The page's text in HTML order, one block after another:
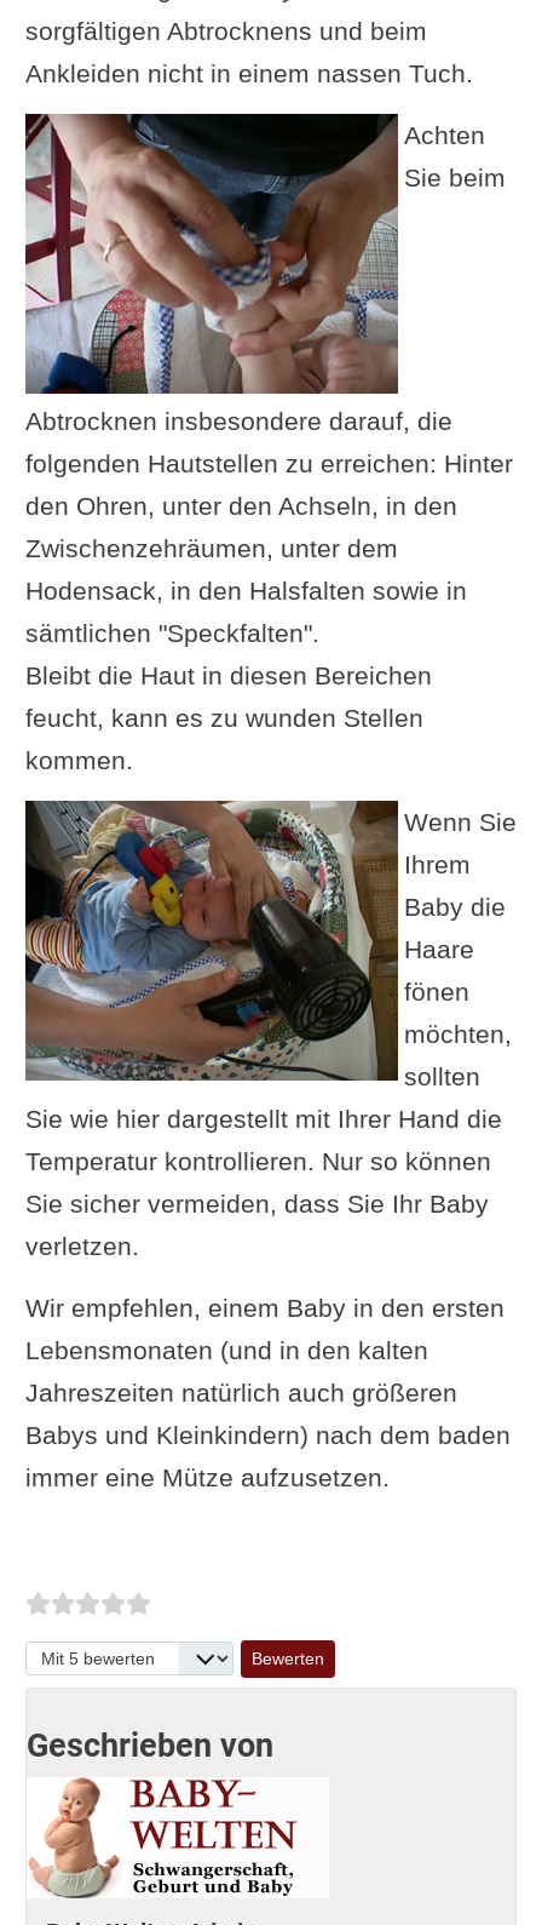
sorgfältigen Abtrocknens und beim
Ankleiden nicht in einem nassen Tuch.
Achten
Sie beim
Abtrocknen insbesondere darauf, die
folgenden Hautstellen zu erreichen: Hinter
den Ohren, unter den Achseln, in den
Zwischenzehräumen, unter dem
Hodensack, in den Halsfalten sowie in
sämtlichen "Speckfalten".
Bleibt die Haut in diesen Bereichen
feucht, kann es zu wunden Stellen
kommen.
Wenn Sie
Ihrem
Baby die
Haare
fönen
möchten,
sollten
Sie wie hier dargestellt mit Ihrer Hand die
Temperatur kontrollieren. Nur so können
Sie sicher vermeiden, dass Sie Ihr Baby
verletzen.
Wir empfehlen, einem Baby in den ersten
Lebensmonaten (und in den kalten
Jahreszeiten natürlich auch größeren
Babys und Kleinkindern) nach dem baden
immer eine Mütze aufzusetzen.
Bitte bewerten
Geschrieben von